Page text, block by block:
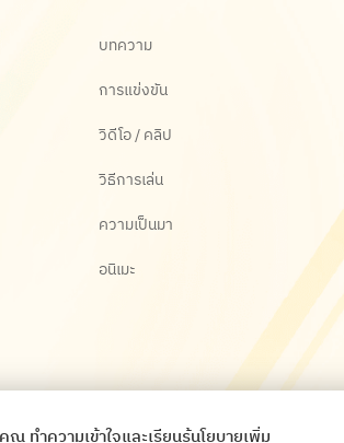
บทความ
การแข่งขัน
วิดีโอ / คลิป
วิธีการเล่น
ความเป็นมา
อนิเมะ
ทำความเข้าใจและเรียนรู้นโยบายเพิ่ม